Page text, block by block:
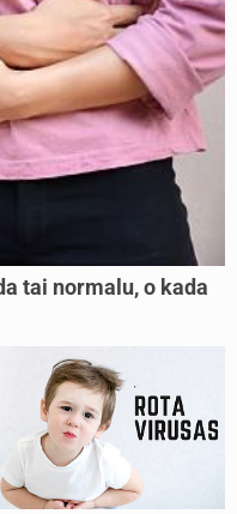
tai normalu, o kada